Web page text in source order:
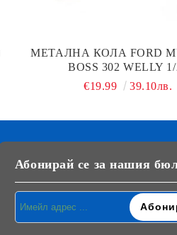
МЕТАЛНА КОЛА FORD
BOSS 302 WELLY
€19.99
39.10лв.
Абонирай се за нашия